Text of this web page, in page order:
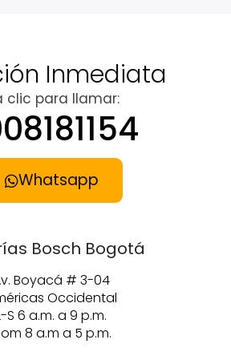
Inmediata
clic para llamar:
Whatsapp
Bosch Bogotá
Boyacá # 3-04
Occidental
S 6 a.m. a 9 p.m.
8 a.m a 5 p.m.